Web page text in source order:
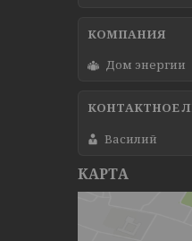
Дом энергии
Василий
КАРТА